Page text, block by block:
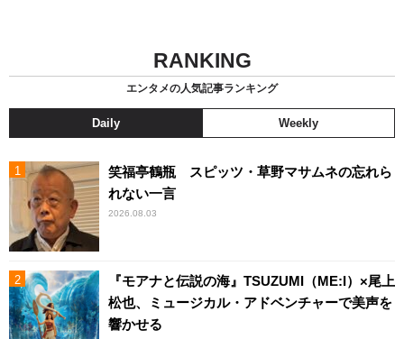
RANKING
エンタメの人気記事ランキング
Daily Weekly
笑福亭鶴瓶 スピッツ・草野マサムネの忘れら
れない一言
2026.08.03
『モアナと伝説の海』TSUZUMI（ME:I）×尾上
松也、ミュージカル・アドベンチャーで美声を
響かせる